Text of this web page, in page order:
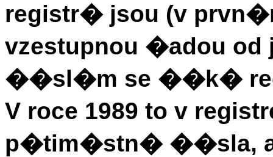
registr� jsou (v
vzestupnou �adou
��sl�m se ��k�
V roce 1989 to v
p�tim�stn� ��sla,